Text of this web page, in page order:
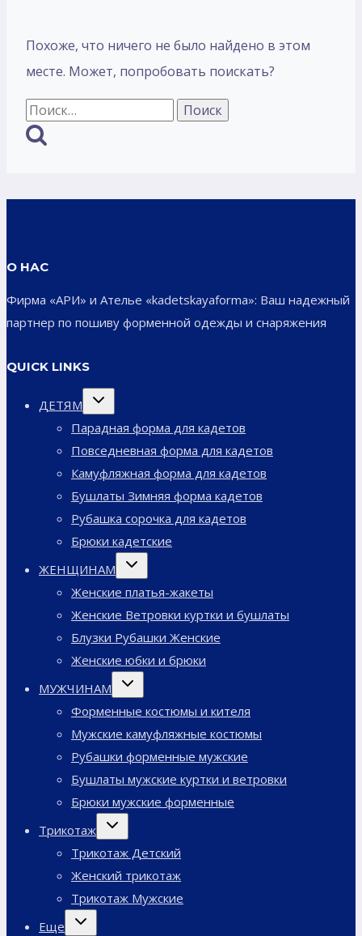
Похоже, что ничего не было найдено в этом
месте. Может, попробовать поискать?
Найти:
О НАС
Фирма «АРИ» и Ателье «kadetskayaforma»: Ваш надежный
партнер по пошиву форменной одежды и снаряжения
QUICK LINKS
ДЕТЯМ
Переключить
дочернее
Парадная форма для кадетов
Повседневная форма для кадетов
Камуфляжная форма для кадетов
Бушлаты Зимняя форма кадетов
Рубашка сорочка для кадетов
Брюки кадетские
ЖЕНЩИНАМ
Переключить
дочернее
Женские платья-жакеты
Женские Ветровки куртки и бушлаты
Блузки Рубашки Женские
Женские юбки и брюки
МУЖЧИНАМ
Переключить
дочернее
Форменные костюмы и кителя
Мужские камуфляжные костюмы
Рубашки форменные мужские
Бушлаты мужские куртки и ветровки
Брюки мужские форменные
Трикотаж
Переключить
дочернее
Трикотаж Детский
Женский трикотаж
Трикотаж Мужские
Еще
Переключить
дочернее